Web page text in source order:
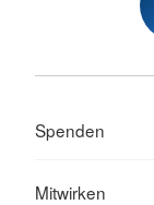
Spenden
Mitwirken